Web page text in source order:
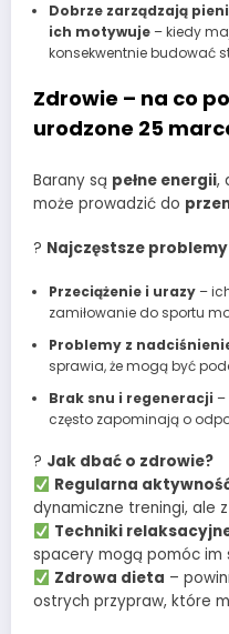
Dobrze zarządzają
ich motywuje– kiedy
konsekwentnie budować
Zdrowie – na co
urodzone 25
Barany są pełne energii,
może prowadzić do
? Najczęstsze
Przeciążenie i urazy–
zamiłowanie do sportu
Problemy z
sprawia, że mogą być
Brak snu i regeneracji –
często zapominają o
? Jak dbać o zdrowie?
Regularna
dynamiczne treningi, ale
Techniki
spacery mogą pomóc im
Zdrowa dieta –
ostrych przypraw, które